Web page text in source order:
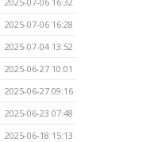
2025-07-06 16:28
2025-07-04 13:52
2025-06-27 10:01
2025-06-27 09:16
2025-06-23 07:48
2025-06-18 15:13